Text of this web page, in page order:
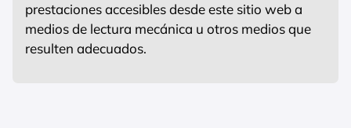
prestaciones accesibles desde este sitio web a
medios de lectura mecánica u otros medios que
resulten adecuados.